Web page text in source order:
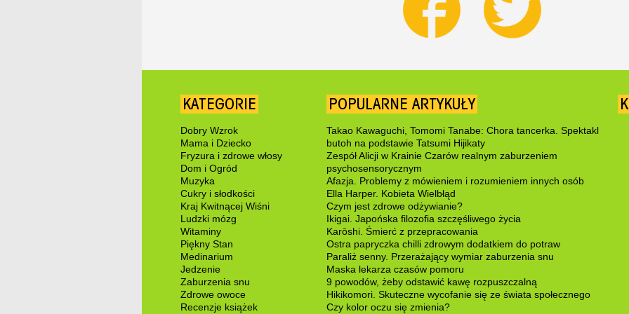
KATEGORIE
Dobry Wzrok
Mama i Dziecko
Fryzura i zdrowe włosy
Dom i Ogród
Muzyka
Cukry i słodkości
Kraj Kwitnącej Wiśni
Ludzki mózg
Witaminy
Piękny Stan
Medinarium
Jedzenie
Zaburzenia snu
Zdrowe owoce
Recenzje książek
POPULARNE ARTYKUŁY
Takao Kawaguchi, Tomomi Tanabe: Chora tancerka. Spektakl
butoh na podstawie Tatsumi Hijikaty
Zespół Alicji w Krainie Czarów realnym zaburzeniem
psychosensorycznym
Afazja. Problemy z mówieniem i rozumieniem innych osób
Ella Harper. Kobieta Wielbłąd
Czym jest zdrowe odżywianie?
Ikigai. Japońska filozofia szczęśliwego życia
Karōshi. Śmierć z przepracowania
Ostra papryczka chilli zdrowym dodatkiem do potraw
Paraliż senny. Przerażający wymiar zaburzenia snu
Maska lekarza czasów pomoru
9 powodów, żeby odstawić kawę rozpuszczalną
Hikikomori. Skuteczne wycofanie się ze świata społecznego
Czy kolor oczu się zmienia?